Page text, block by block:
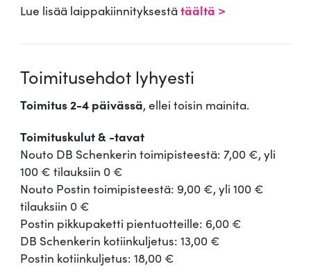
Lue lisää laippakiinnityksestätäältä >
Toimitusehdot lyhyesti
Toimitus 2-4 päivässä, ellei toisin mainita.
Toimituskulut & -tavat
Nouto DB Schenkerin toimipisteestä: 7,00 €, yli
100 € tilauksiin 0 €
Nouto Postin toimipisteestä: 9,00 €, yli 100 €
tilauksiin 0 €
Postin pikkupaketti pientuotteille: 6,00 €
DB Schenkerin kotiinkuljetus: 13,00 €
Postin kotiinkuljetus: 18,00 €